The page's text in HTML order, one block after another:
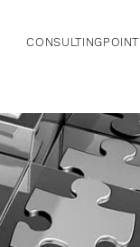
CONSULTINGPOINT